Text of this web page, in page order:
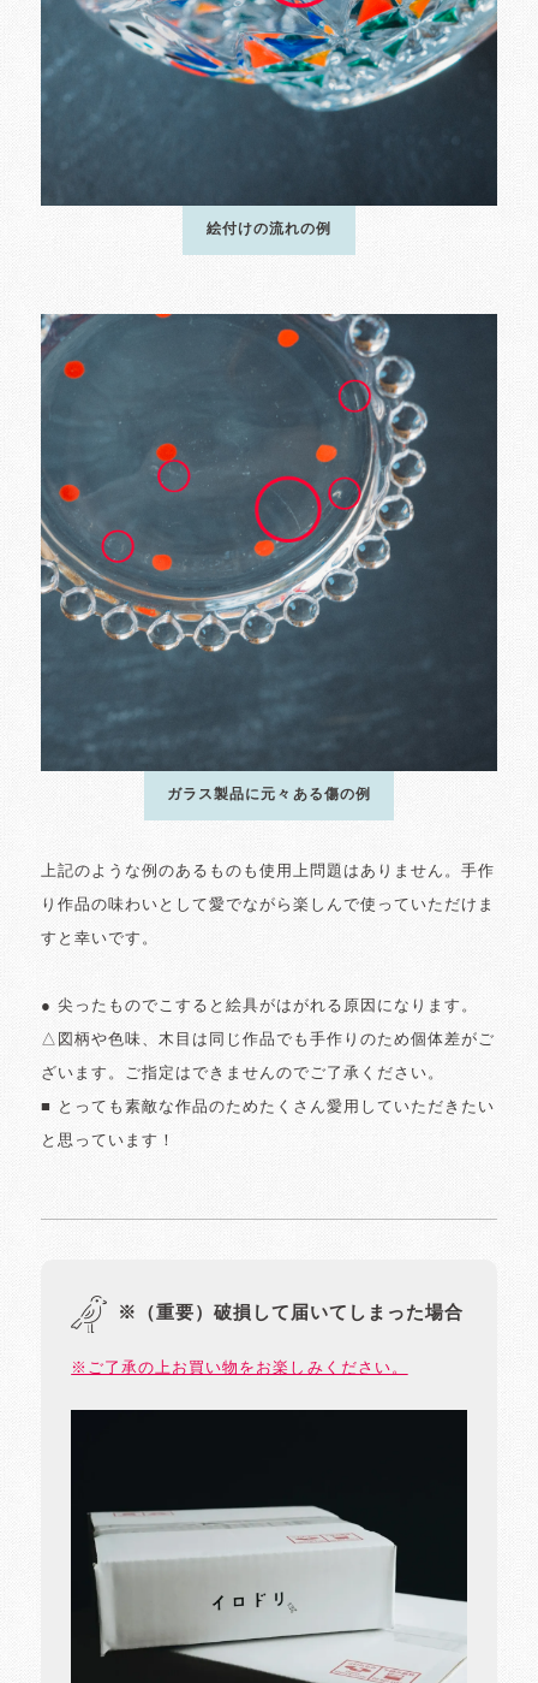
絵付けの流れの例
ガラス製品に元々ある傷の例
上記のような例のあるものも使用上問題はありません。手作
り作品の味わいとして愛でながら楽しんで使っていただけま
すと幸いです。
● 尖ったものでこすると絵具がはがれる原因になります。
△図柄や色味、木目は同じ作品でも手作りのため個体差がご
ざいます。ご指定はできませんのでご了承ください。
■ とっても素敵な作品のためたくさん愛用していただきたい
と思っています！
※（重要）破損して届いてしまった場合
※ご了承の上お買い物をお楽しみください。